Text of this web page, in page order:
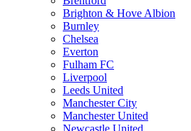
Brighton & Hove Albion
Burnley
Chelsea
Everton
Fulham FC
Liverpool
Leeds United
Manchester City
Manchester United
Newcastle United